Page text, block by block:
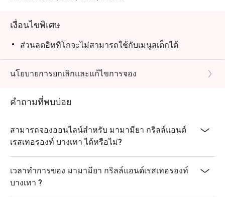
เงื่อนไขพิเศษ
ส่วนลดอิททิโกจะไม่สามารถใช้กับเมนูสเต็กได้
นโยบายการยกเลิกและแก้ไขการจอง
คำถามที่พบบ่อย
สามารถจองออนไลน์สำหรับ มามามียา กริลล์แอนด์
เรสเทอรองท์ บางเทา ได้หรือไม่?
เวลาทำการของ มามามียา กริลล์แอนด์เรสเทอรองท์
บางเทา ?